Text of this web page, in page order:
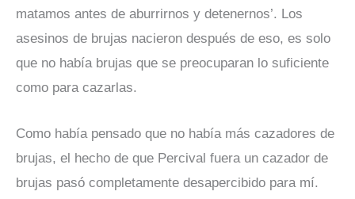
matamos antes de aburrirnos y detenernos’. Los
asesinos de brujas nacieron después de eso, es solo
que no había brujas que se preocuparan lo suficiente
como para cazarlas.
Como había pensado que no había más cazadores de
brujas, el hecho de que Percival fuera un cazador de
brujas pasó completamente desapercibido para mí.